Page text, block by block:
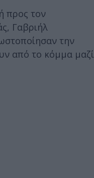
προς τον
Γαβριήλ
την
από το κόμμα μαζί